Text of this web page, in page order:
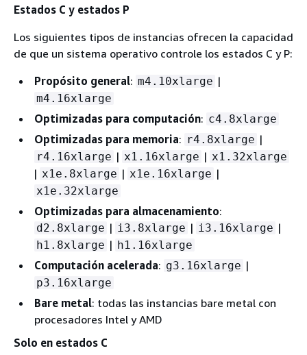
Estados C y estados P
Los siguientes tipos de instancias ofrecen la capacidad
de que un sistema operativo controle los estados C y P:
Propósito general: m4.10xlarge |
m4.16xlarge
Optimizadas para computación: c4.8xlarge
Optimizadas para memoria: r4.8xlarge |
r4.16xlarge | x1.16xlarge | x1.32xlarge
| x1e.8xlarge | x1e.16xlarge |
x1e.32xlarge
Optimizadas para almacenamiento:
d2.8xlarge | i3.8xlarge | i3.16xlarge |
h1.8xlarge | h1.16xlarge
Computación acelerada: g3.16xlarge |
p3.16xlarge
Bare metal: todas las instancias bare metal con
procesadores Intel y AMD
Solo en estados C